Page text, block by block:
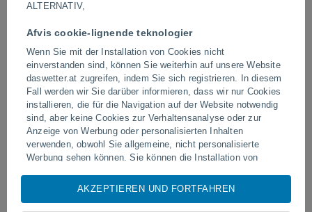
ALTERNATIV,
Afvis cookie-lignende teknologier
Wenn Sie mit der Installation von Cookies nicht
einverstanden sind, können Sie weiterhin auf unsere Website
daswetter.at zugreifen, indem Sie sich registrieren. In diesem
Fall werden wir Sie darüber informieren, dass wir nur Cookies
installieren, die für die Navigation auf der Website notwendig
sind, aber keine Cookies zur Verhaltensanalyse oder zur
Anzeige von Werbung oder personalisierten Inhalten
verwenden, obwohl Sie allgemeine, nicht personalisierte
Werbung sehen können. Sie können die Installation von
Website zugreifen, indem Sie auf die Schaltfläche "Ablehnen"
AKZEPTIEREN UND FORTFAHREN
Tornados und extreme Regenfälle in
Pelotas, Brasilien
Blitzeinschlag auf einem
in Narathiwat, Thailand
Folgen Sie uns